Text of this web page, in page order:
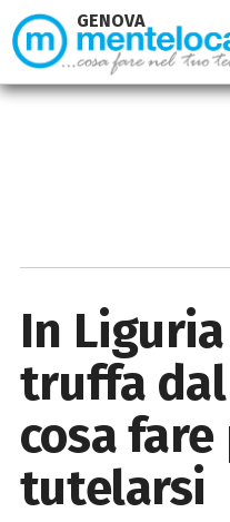
In
truffa dal
cosa
tutelarsi
GENOVA